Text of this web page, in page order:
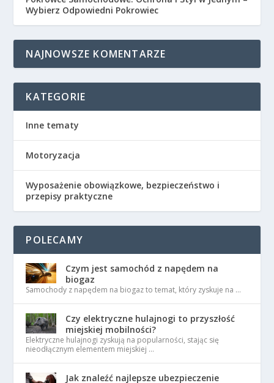
Wybierz Odpowiedni Pokrowiec
NAJNOWSZE KOMENTARZE
KATEGORIE
Inne tematy
Motoryzacja
Wyposażenie obowiązkowe, bezpieczeństwo i
przepisy praktyczne
POLECAMY
Czym jest samochód z napędem na
biogaz
Samochody z napędem na biogaz to temat, który zyskuje na …
Czy elektryczne hulajnogi to przyszłość
miejskiej mobilności?
Elektryczne hulajnogi zyskują na popularności, stając się
nieodłącznym elementem miejskiej …
Jak znaleźć najlepsze ubezpieczenie